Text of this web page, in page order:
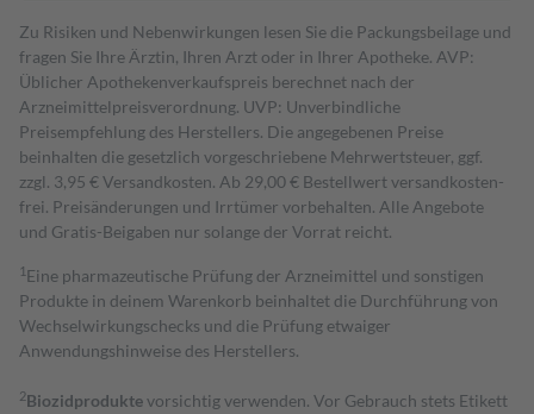
Zu Risiken und Nebenwirkungen lesen Sie die Packungsbeilage und
fragen Sie Ihre Ärztin, Ihren Arzt oder in Ihrer Apotheke. AVP:
Üblicher Apothekenverkaufspreis berechnet nach der
Arzneimittelpreisverordnung. UVP: Unverbindliche
Preisempfehlung des Herstellers. Die angegebenen Preise
beinhalten die gesetzlich vorgeschriebene Mehrwertsteuer, ggf.
zzgl. 3,95 € Versandkosten. Ab 29,00 € Bestell­wert versand­kosten­
frei. Preisänderungen und Irrtümer vorbehalten. Alle Angebote
und Gratis-Beigaben nur solange der Vorrat reicht.
1 Eine pharmazeutische Prüfung der Arzneimittel und sonstigen
Produkte in deinem Warenkorb beinhaltet die Durchführung von
Wechselwirkungschecks und die Prüfung etwaiger
Anwendungshinweise des Herstellers.
2Biozidproduktevorsichtig verwenden. Vor Gebrauch stets Etikett